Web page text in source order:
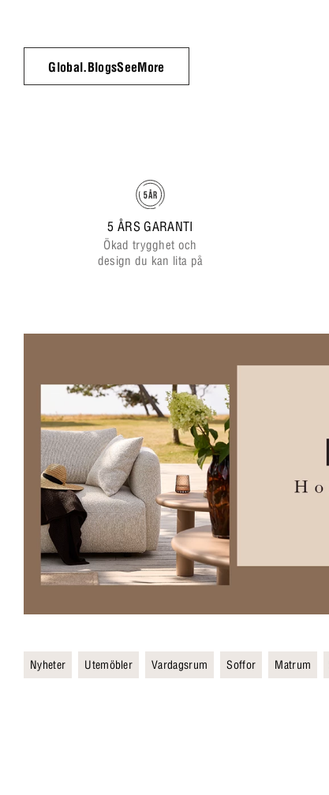
Global.BlogsSeeMore
5 ÅRS GARANTI
Ökad trygghet och
design du kan lita på
Nyheter Utemöbler Vardagsrum Soffor Matrum